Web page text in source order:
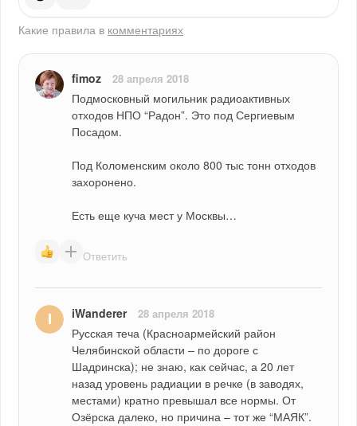
Какие правила в комментариях
fimoz 28 апреля 2018
Подмосковный могильник радиоактивных
отходов НПО “Радон”. Это под Сергиевым
Посадом.
Под Коломенским около 800 тыс тонн отходов
захоронено.
Есть еще куча мест у Москвы…
Ответить
iWanderer 28 апреля 2018
Русская теча (Красноармейский район
Челябинской области – по дороге с
Шадринска); не знаю, как сейчас, а 20 лет
назад уровень радиации в речке (в заводях,
местами) кратно превышал все нормы. От
Озёрска далеко, но причина – тот же “МАЯК”.